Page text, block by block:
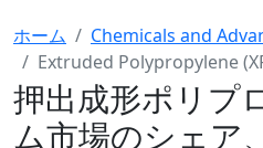
ホーム
Chemicals and
Extruded Polypropylene
押出成形ポリプ
ム市場のシェア